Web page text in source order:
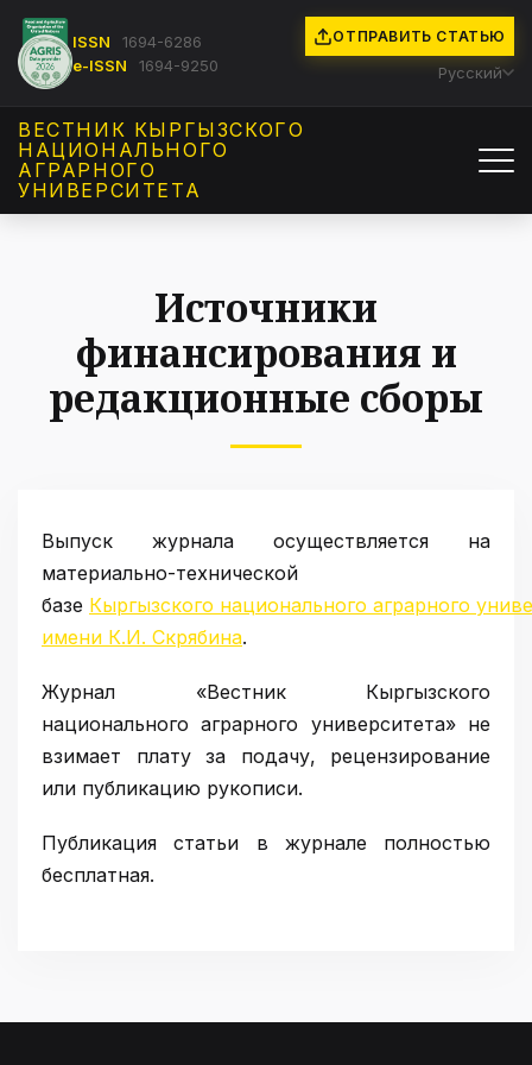
ISSN
1694-6286
e-ISSN
1694-9250
ОТПРАВИТЬ СТАТЬЮ
Русский
ВЕСТНИК КЫРГЫЗCКОГО
НАЦИОНАЛЬНОГО
АГРАРНОГО
УНИВЕРСИТЕТА
Источники
финансирования и
редакционные сборы
Выпуск журнала осуществляется на
материально-технической
базе Кыргызского национального аграрного
имени К.И. Скрябинa.
Журнал «Вестник Кыргызcкого
национального аграрного университета» не
взимает плату за подачу, рецензирование
или публикацию рукописи.
Публикация статьи в журнале полностью
бесплатная.